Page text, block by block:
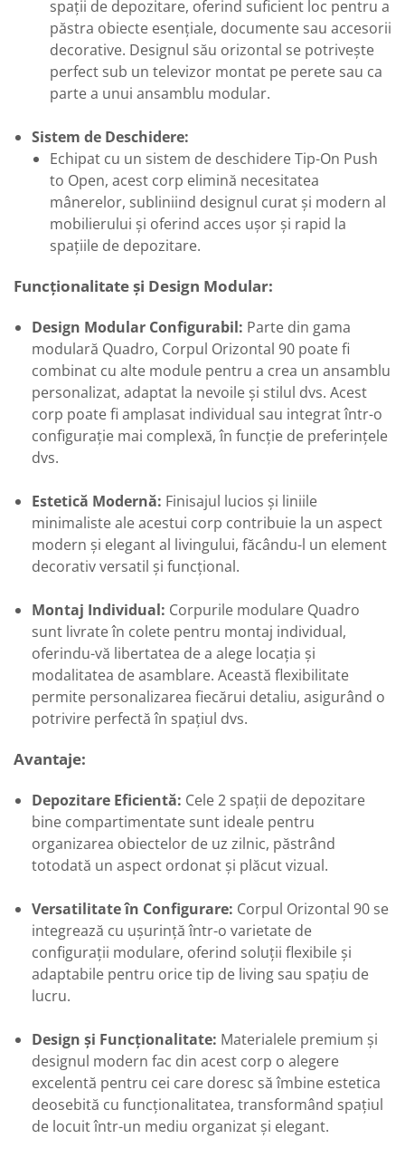
spații de depozitare, oferind suficient loc pentru a
păstra obiecte esențiale, documente sau accesorii
decorative. Designul său orizontal se potrivește
perfect sub un televizor montat pe perete sau ca
parte a unui ansamblu modular.
Sistem de Deschidere:
Echipat cu un sistem de deschidere Tip-On Push
to Open, acest corp elimină necesitatea
mânerelor, subliniind designul curat și modern al
mobilierului și oferind acces ușor și rapid la
spațiile de depozitare.
Funcționalitate și Design Modular:
Design Modular Configurabil: Parte din gama
modulară Quadro, Corpul Orizontal 90 poate fi
combinat cu alte module pentru a crea un ansamblu
personalizat, adaptat la nevoile și stilul dvs. Acest
corp poate fi amplasat individual sau integrat într-o
configurație mai complexă, în funcție de preferințele
dvs.
Estetică Modernă: Finisajul lucios și liniile
minimaliste ale acestui corp contribuie la un aspect
modern și elegant al livingului, făcându-l un element
decorativ versatil și funcțional.
Montaj Individual: Corpurile modulare Quadro
sunt livrate în colete pentru montaj individual,
oferindu-vă libertatea de a alege locația și
modalitatea de asamblare. Această flexibilitate
permite personalizarea fiecărui detaliu, asigurând o
potrivire perfectă în spațiul dvs.
Avantaje:
Depozitare Eficientă: Cele 2 spații de depozitare
bine compartimentate sunt ideale pentru
organizarea obiectelor de uz zilnic, păstrând
totodată un aspect ordonat și plăcut vizual.
Versatilitate în Configurare: Corpul Orizontal 90 se
integrează cu ușurință într-o varietate de
configurații modulare, oferind soluții flexibile și
adaptabile pentru orice tip de living sau spațiu de
lucru.
Design și Funcționalitate: Materialele premium și
designul modern fac din acest corp o alegere
excelentă pentru cei care doresc să îmbine estetica
deosebită cu funcționalitatea, transformând spațiul
de locuit într-un mediu organizat și elegant.